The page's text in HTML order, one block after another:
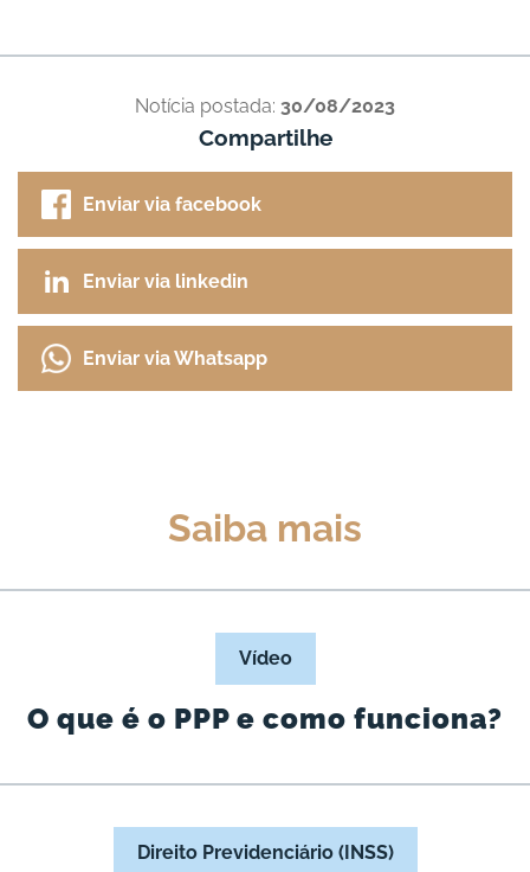
Notícia postada: 30/08/2023
Compartilhe
Enviar via facebook
Enviar via linkedin
Enviar via Whatsapp
Saiba mais
Vídeo
O que é o PPP e como funciona?
Direito Previdenciário (INSS)